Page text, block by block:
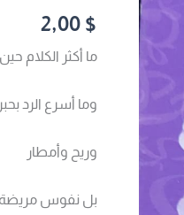
2,00 $
ما أكثر الكلام
وما أسرع الرد
وريح وأمطار
بل نفوس مريضة